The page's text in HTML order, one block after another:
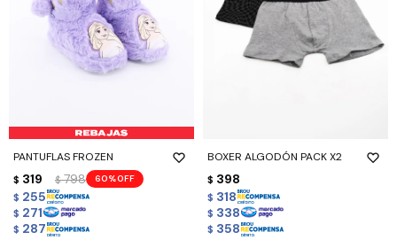
PANTUFLAS FROZEN
$ 319 $ 798 60
$ 255
$ 271
$ 287
BOXER ALGODÓN PACK X2
$ 398
$ 318
$ 338
$ 358